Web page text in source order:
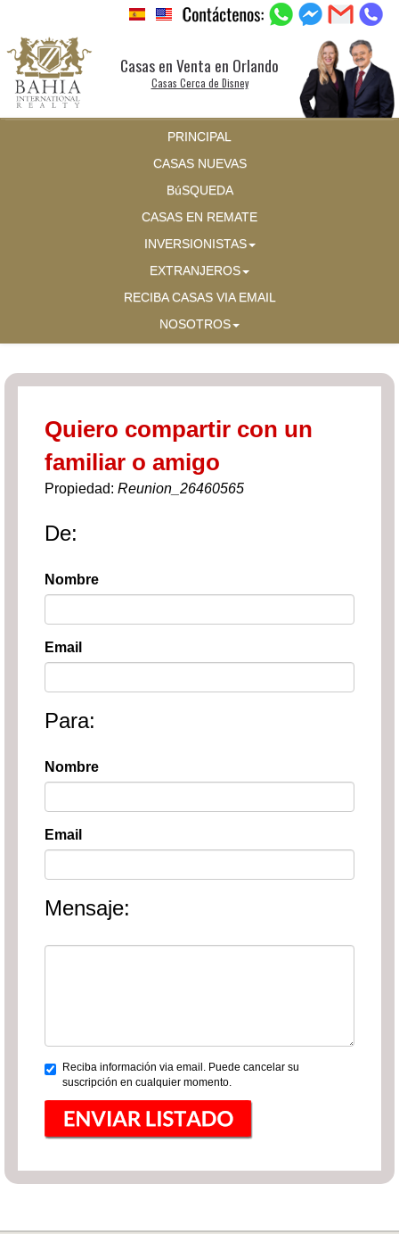
Casas en Venta en Orlando
Casas Cerca de Disney
PRINCIPAL
CASAS NUEVAS
BúSQUEDA
CASAS EN REMATE
INVERSIONISTAS
EXTRANJEROS
RECIBA CASAS VIA EMAIL
NOSOTROS
Quiero compartir con un
familiar o amigo
Propiedad: Reunion_26460565
De:
Nombre
Email
Para:
Nombre
Email
Mensaje:
Reciba información via email. Puede cancelar su
suscripción en cualquier momento.